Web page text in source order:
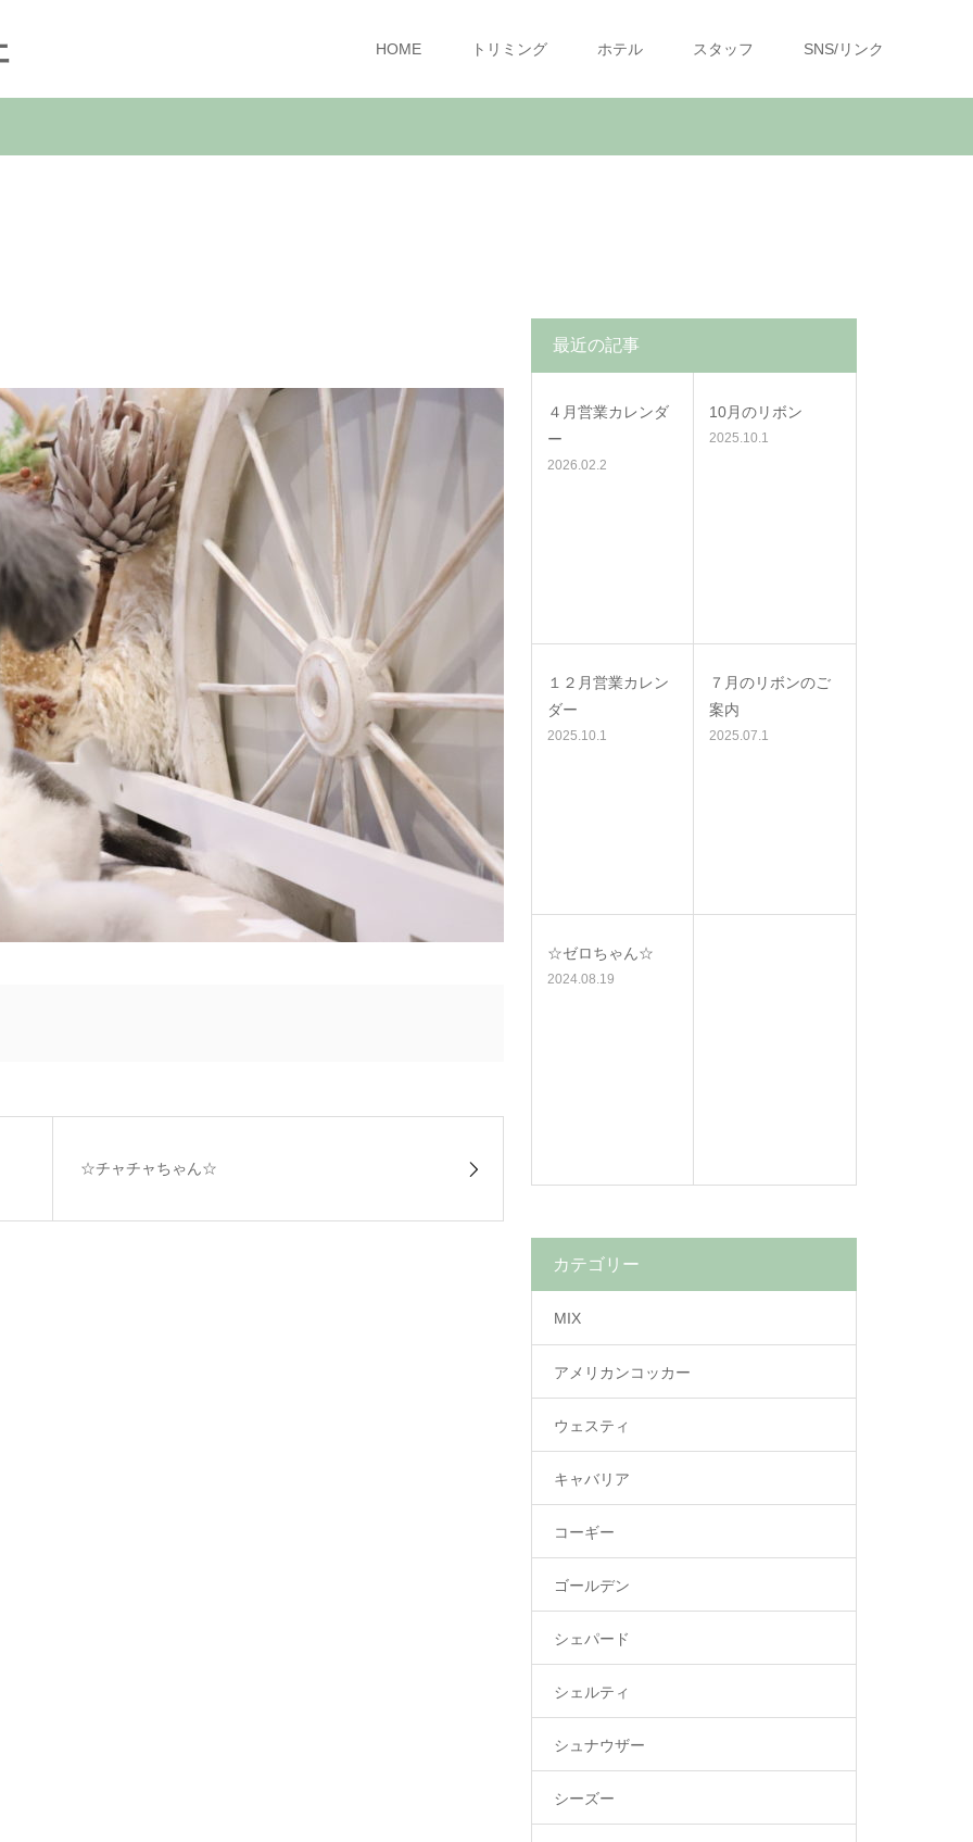
HOME トリミング ホテル スタッフ SNS/リンク
☆チャチャちゃん☆
最近の記事
４月営業カレンダ
ー
2026.02.2
10月のリボン
2025.10.1
１２月営業カレン
ダー
2025.10.1
７月のリボンのご
案内
2025.07.1
☆ゼロちゃん☆
2024.08.19
カテゴリー
MIX
アメリカンコッカー
ウェスティ
キャバリア
コーギー
ゴールデン
シェパード
シェルティ
シュナウザー
シーズー